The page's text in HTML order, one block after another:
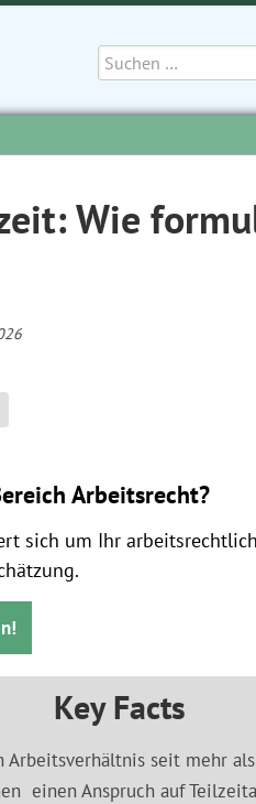
Suche
nach:
Wie
Arbeitsrecht?
sich um Ihr
Key Facts
Arbeitsverhältnis seit mehr
einen Anspruch auf